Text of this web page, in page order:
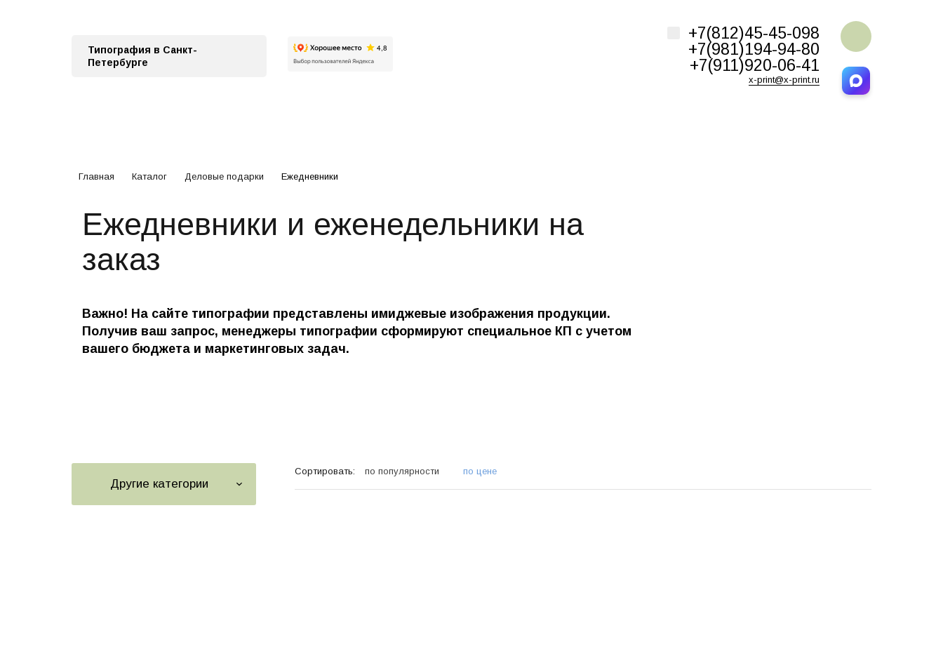
Найти
Например, Этикетки
Типография в Санкт-
Петербурге
+7(812)45-45-098
+7(981)194-94-80
+7(911)920-06-41
x-print@x-print.ru
Главная Каталог Деловые подарки Ежедневники
Ежедневники и еженедельники на
заказ
Важно! На сайте типографии представлены имиджевые изображения продукции.
Получив ваш запрос, менеджеры типографии сформируют специальное КП с учетом
вашего бюджета и маркетинговых задач.
Другие категории
Сортировать: по популярности по цене